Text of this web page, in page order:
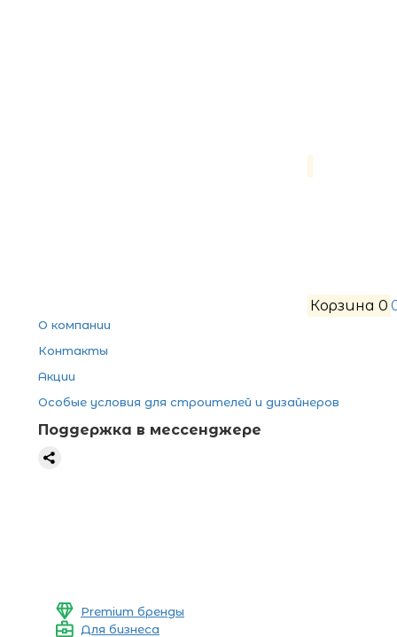
Корзина 0
О компании
Контакты
Акции
Особые условия для строителей и дизайнеров
Поддержка в мессенджере
Premium бренды
Для бизнеса